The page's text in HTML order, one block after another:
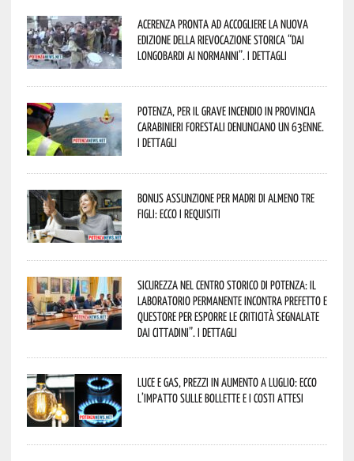
Acerenza pronta ad accogliere la nuova
edizione della rievocazione storica “Dai
Longobardi ai Normanni”. I dettagli
Potenza, per il grave incendio in Provincia
Carabinieri forestali denunciano un 63enne.
I dettagli
Bonus assunzione per madri di almeno tre
figli: ecco i requisiti
Sicurezza nel Centro Storico di Potenza: il
Laboratorio Permanente incontra Prefetto e
Questore per esporre le criticità segnalate
dai cittadini”. I dettagli
Luce e gas, prezzi in aumento a luglio: ecco
l’impatto sulle bollette e i costi attesi